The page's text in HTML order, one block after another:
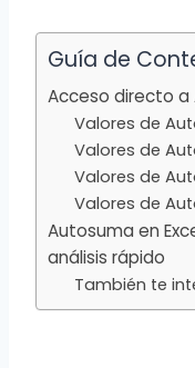
Guía de
Acceso directo a
Valores de
Valores de
Valores de
Valores de
Autosuma en
análisis rápido
También te